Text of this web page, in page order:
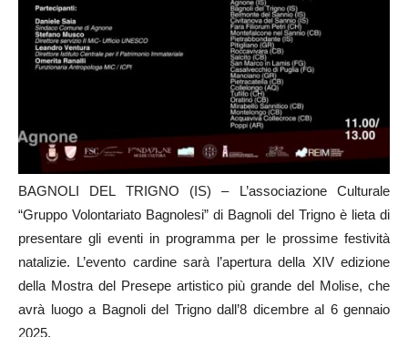
BAGNOLI DEL TRIGNO (IS) – L’associazione Culturale
“Gruppo Volontariato Bagnolesi” di Bagnoli del Trigno è lieta di
presentare gli eventi in programma per le prossime festività
natalizie. L’evento cardine sarà l’apertura della XIV edizione
della Mostra del Presepe artistico più grande del Molise, che
avrà luogo a Bagnoli del Trigno dall’8 dicembre al 6 gennaio
2025.